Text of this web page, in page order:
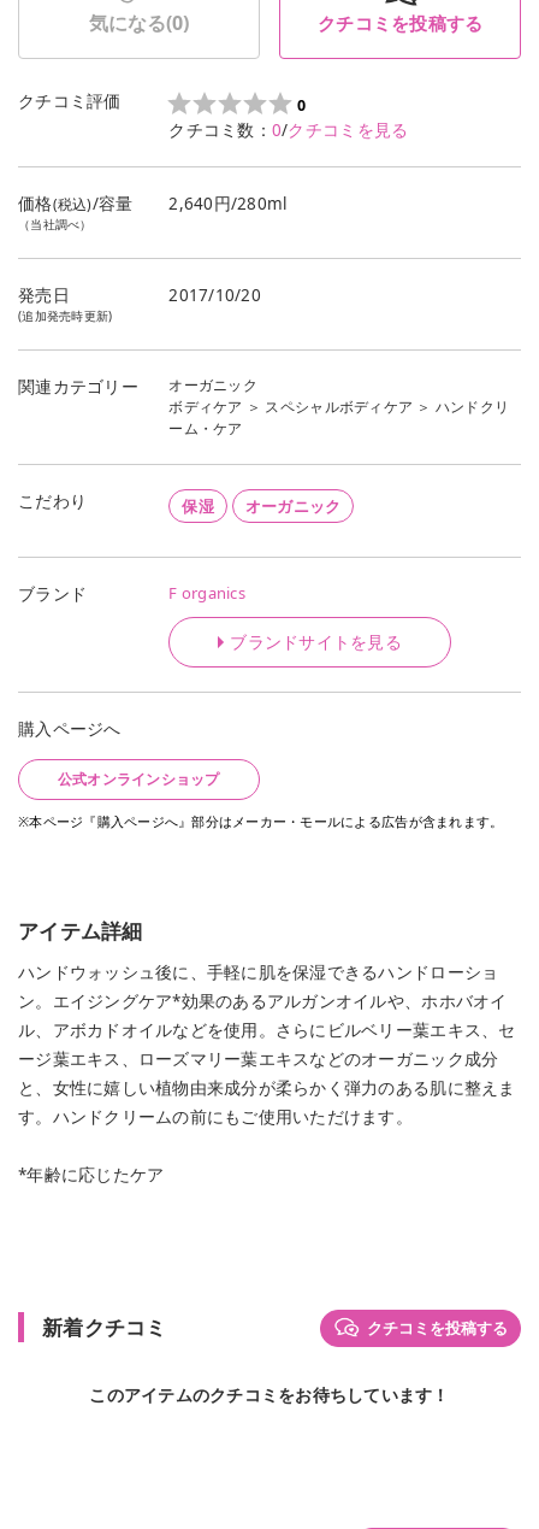
気になる(0) クチコミを投稿する
クチコミ評価 0
クチコミ数： 0/クチコミを見る
価格(税込)/容量
（当社調べ）
2,640円/280ml
発売日
(追加発売時更新)
2017/10/20
関連カテゴリー
オーガニック
ボディケア ＞ スペシャルボディケア ＞ ハンドクリ
ーム・ケア
こだわり 保湿 オーガニック
ブランド F organics
ブランドサイトを見る
購入ページへ
公式オンラインショップ
※本ページ『購入ページへ』部分はメーカー・モールによる広告が含まれます。
アイテム詳細
ハンドウォッシュ後に、手軽に肌を保湿できるハンドローショ
ン。エイジングケア*効果のあるアルガンオイルや、ホホバオイ
ル、アボカドオイルなどを使用。さらにビルベリー葉エキス、セ
ージ葉エキス、ローズマリー葉エキスなどのオーガニック成分
と、女性に嬉しい植物由来成分が柔らかく弾力のある肌に整えま
す。ハンドクリームの前にもご使用いただけます。
*年齢に応じたケア
新着クチコミ クチコミを投稿する
このアイテムのクチコミをお待ちしています！